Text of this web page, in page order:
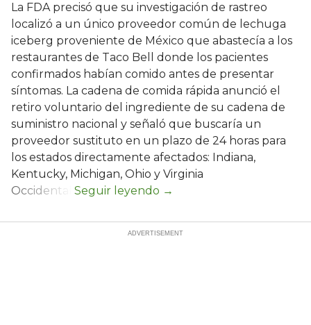
La FDA precisó que su investigación de rastreo
localizó a un único proveedor común de lechuga
iceberg proveniente de México que abastecía a los
restaurantes de Taco Bell donde los pacientes
confirmados habían comido antes de presentar
síntomas. La cadena de comida rápida anunció el
retiro voluntario del ingrediente de su cadena de
suministro nacional y señaló que buscaría un
proveedor sustituto en un plazo de 24 horas para
los estados directamente afectados: Indiana,
Kentucky, Michigan, Ohio y Virginia
Occidental.